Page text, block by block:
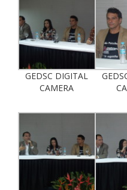
GEDSC DIGITAL
CAMERA